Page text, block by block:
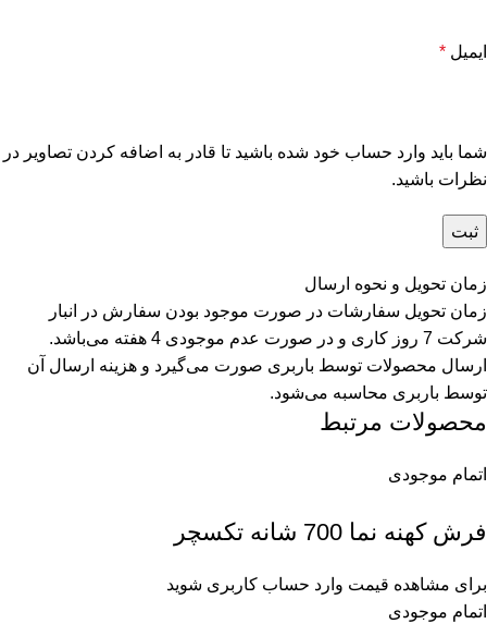
ایمیل *
شما باید وارد حساب خود شده باشید تا قادر به اضافه کردن تصاویر در
نظرات باشید.
زمان تحویل و نحوه ارسال
زمان تحویل سفارشات در صورت موجود بودن سفارش در انبار
شرکت 7 روز کاری و در صورت عدم موجودی 4 هفته می‌باشد.
ارسال محصولات توسط باربری صورت می‌گیرد و هزینه ارسال آن
توسط باربری محاسبه می‌شود.
محصولات مرتبط
اتمام موجودی
فرش کهنه نما 700 شانه تکسچر
برای مشاهده قیمت وارد حساب کاربری شوید
اتمام موجودی